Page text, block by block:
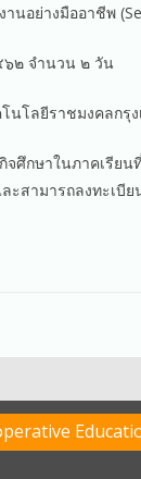
นอย่างมืออาชีพ
๒ จำนวน ๒ วัน
โลยีราชมงคลกรุ
ศึกษาในภาคเรีย
สามารถลงทะเบี